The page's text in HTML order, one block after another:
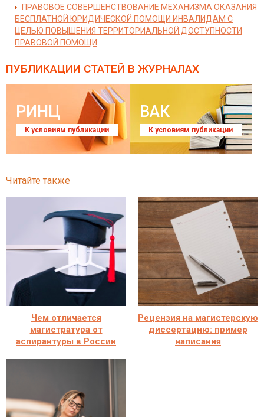
ПРАВОВОЕ СОВЕРШЕНСТВОВАНИЕ МЕХАНИЗМА ОКАЗАНИЯ
БЕСПЛАТНОЙ ЮРИДИЧЕСКОЙ ПОМОЩИ ИНВАЛИДАМ С
ЦЕЛЬЮ ПОВЫШЕНИЯ ТЕРРИТОРИАЛЬНОЙ ДОСТУПНОСТИ
ПРАВОВОЙ ПОМОЩИ
ПУБЛИКАЦИИ СТАТЕЙ В ЖУРНАЛАХ
РИНЦ
К условиям публикации
ВАК
К условиям публикации
Читайте также
Чем отличается
магистратура от
аспирантуры в России
Рецензия на магистерскую
диссертацию: пример
написания